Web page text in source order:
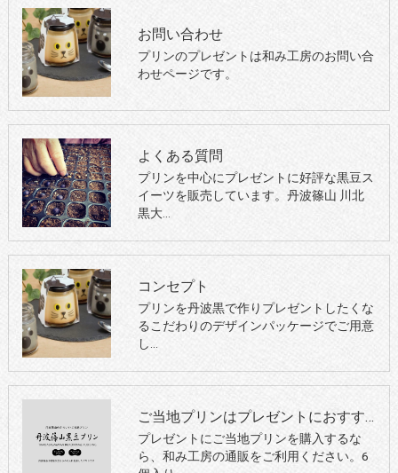
お問い合わせ
プリンのプレゼントは和み工房のお問い合
わせページです。
よくある質問
プリンを中心にプレゼントに好評な黒豆ス
イーツを販売しています。丹波篠山 川北
黒大…
コンセプト
プリンを丹波黒で作りプレゼントしたくな
るこだわりのデザインパッケージでご用意
し…
ご当地プリンはプレゼントにおすすめ！通販で6個入りのプリンを 対象別プレゼント選びのポイント
プレゼントにご当地プリンを購入するな
ら、和み工房の通販をご利用ください。6